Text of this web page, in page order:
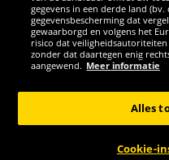
GER - Alle rechten voorbehouden
*Alle prijzen incl. wettelijke btw
kosten voor levering ter plaatse,
of eerdere aanbevolen
gegevens in een derde land (bv.
gegevensbescherming dat
gewaarborgd en volgens het
risico dat
zonder dat daartegen enig
aangewend. Meer informatie
Cookie-
Alles